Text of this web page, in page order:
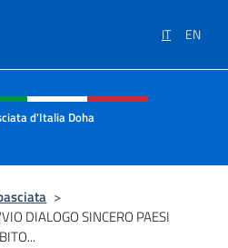
IT EN
social e menù
d'Italia Doha
>
DIALOGO SINCERO PAESI